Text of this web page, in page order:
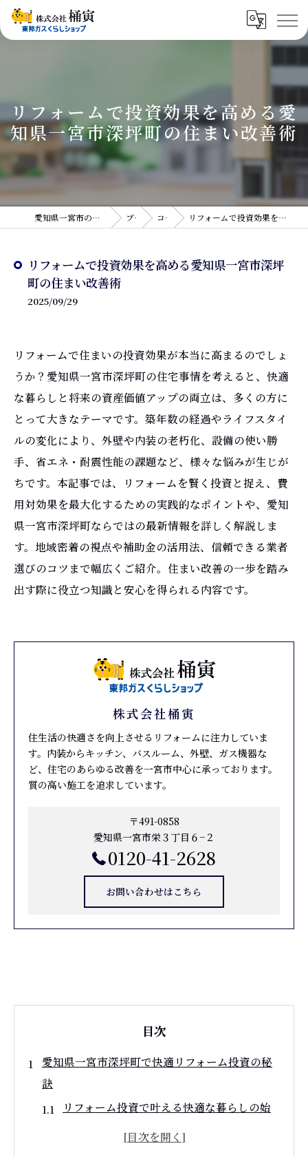
リフォームで投資効果を高める愛
知県一宮市深坪町の住まい改善術
愛知県一宮市のリフォームなら株式会社桶寅 ブログ コラム リフォームで投資効果を高める愛知県一宮市深坪町の住まい改善術
リフォームで投資効果を高める愛知県一宮市深坪
町の住まい改善術
2025/09/29
リフォームで住まいの投資効果が本当に高まるのでしょ
うか？愛知県一宮市深坪町の住宅事情を考えると、快適
な暮らしと将来の資産価値アップの両立は、多くの方に
とって大きなテーマです。築年数の経過やライフスタイ
ルの変化により、外壁や内装の老朽化、設備の使い勝
手、省エネ・耐震性能の課題など、様々な悩みが生じが
ちです。本記事では、リフォームを賢く投資と捉え、費
用対効果を最大化するための実践的なポイントや、愛知
県一宮市深坪町ならではの最新情報を詳しく解説しま
す。地域密着の視点や補助金の活用法、信頼できる業者
選びのコツまで幅広くご紹介。住まい改善の一歩を踏み
出す際に役立つ知識と安心を得られる内容です。
株式会社桶寅
住生活の快適さを向上させるリフォームに注力していま
す。内装からキッチン、バスルーム、外壁、ガス機器な
ど、住宅のあらゆる改善を一宮市中心に承っております。
質の高い施工を追求しています。
〒491-0858
愛知県一宮市栄３丁目６−２
0120-41-2628
お問い合わせはこちら
目次
愛知県一宮市深坪町で快適リフォーム投資の秘
訣
リフォーム投資で叶える快適な暮らしの始